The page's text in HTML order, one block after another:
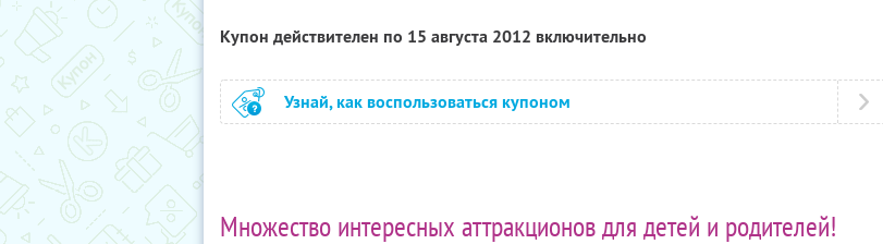
Купон действителен по 15 августа 2012 включительно
Узнай, как воспользоваться купоном
Множество интересных аттракционов для детей и родителей!